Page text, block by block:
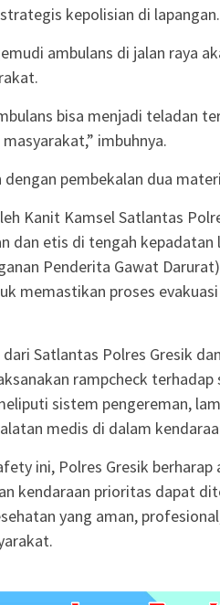
kepolisian di lapangan.
ambulans di jalan raya
bisa menjadi teladan
imbuhnya.
pembekalan dua
Kanit Kamsel Satlantas
dan etis di tengah kepadatan
Penderita Gawat
memastikan proses
Satlantas Polres Gresik
rampcheck terhadap
sistem pengereman,
medis di dalam
ini, Polres Gresik berharap
kendaraan prioritas dapat
yang aman,